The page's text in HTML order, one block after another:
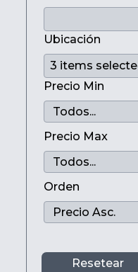
Ubicación
Precio Min
Precio Max
Orden
Resetear